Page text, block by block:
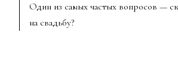
Один из самых частых вопросов —
на свадьбу?